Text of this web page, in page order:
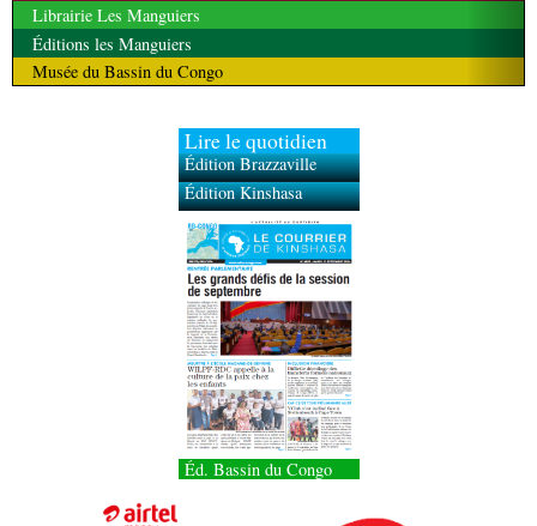
Librairie Les Manguiers
Éditions les Manguiers
Musée du Bassin du Congo
Lire le quotidien
Édition Brazzaville
Édition Kinshasa
Éd. Bassin du Congo